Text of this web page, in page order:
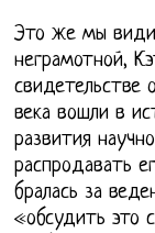
Это же мы
неграмотной,
века вошли в
развития
распродавать
бралась за
«обсудить это